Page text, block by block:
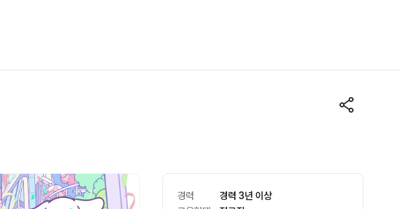
경력
경력 3년 이상